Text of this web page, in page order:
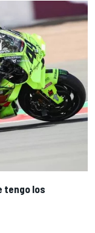
tengo los